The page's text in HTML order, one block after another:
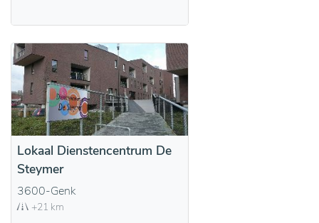
Lokaal Dienstencentrum De
Steymer
3600-Genk
+21 km